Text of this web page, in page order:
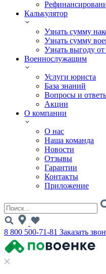
Калькулятор
Узнать сумму
Узнать сумму
Узнать выгоду
Военнослужащим
Услуги юриста
База знаний
Вопросы и
Акции
О компании
О нас
Наша команда
Новости
Отзывы
Гарантии
Контакты
Приложение
8 800 500-71-81 Заказать